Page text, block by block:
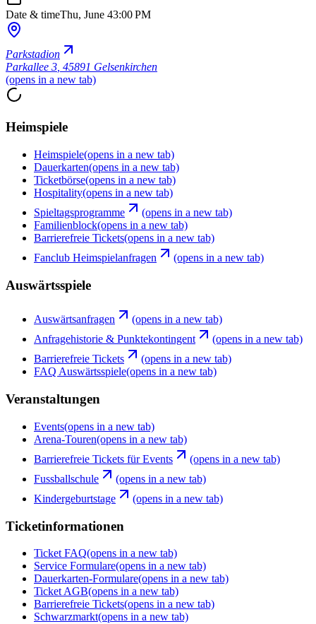
Date & timeThu, June 43:00 PM
Parkstadion
Parkallee 3, 45891 Gelsenkirchen
(opens in a new tab)
Heimspiele
Heimspiele(opens in a new tab)
Dauerkarten(opens in a new tab)
Ticketbörse(opens in a new tab)
Hospitality(opens in a new tab)
Spieltagsprogramme
(opens in a new tab)
Familienblock(opens in a new tab)
Barrierefreie Tickets(opens in a new tab)
Fanclub Heimspielanfragen
(opens in a new tab)
Auswärtsspiele
Auswärtsanfragen
(opens in a new tab)
Anfragehistorie & Punktekontingent
(opens in a new tab)
Barrierefreie Tickets
(opens in a new tab)
FAQ Auswärtsspiele(opens in a new tab)
Veranstaltungen
Events(opens in a new tab)
Arena-Touren(opens in a new tab)
Barrierefreie Tickets für Events
(opens in a new tab)
Fussballschule
(opens in a new tab)
Kindergeburtstage
(opens in a new tab)
Ticketinformationen
Ticket FAQ(opens in a new tab)
Service Formulare(opens in a new tab)
Dauerkarten-Formulare(opens in a new tab)
Ticket AGB(opens in a new tab)
Barrierefreie Tickets(opens in a new tab)
Schwarzmarkt(opens in a new tab)